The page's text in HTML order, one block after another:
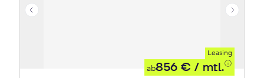
Leasing
ab856 € / mtl.